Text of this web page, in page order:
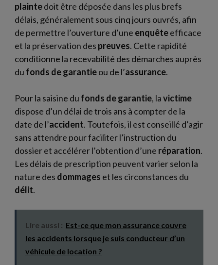
plaintedoit être déposée dans les plus brefs
délais, généralement sous cinq jours ouvrés, afin
de permettre l’ouverture d’une enquêteefficace
et la préservation des preuves. Cette rapidité
conditionne la recevabilité des démarches auprès
du fonds de garantieou de l’assurance.
Pour la saisine du fonds de garantie, lavictime
dispose d’un délai de trois ans à compter de la
date de l’accident. Toutefois, il est conseillé d’agir
sans attendre pour faciliter l’instruction du
dossier et accélérer l’obtention d’une réparation.
Les délais de prescription peuvent varier selon la
nature des dommages et les circonstances du
délit.
Lire aussi : Est-ce que mon assurance couvre
les accidents lorsque je suis conducteur d’un
véhicule de location ?